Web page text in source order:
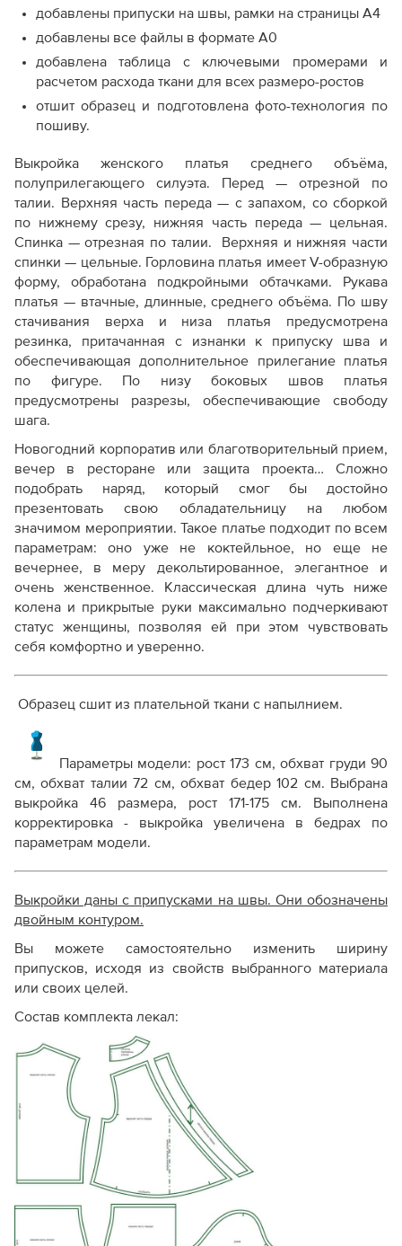
добавлены припуски на швы, рамки на страницы А4
добавлены все файлы в формате А0
добавлена таблица с ключевыми промерами и
расчетом расхода ткани для всех размеро-ростов
отшит образец и подготовлена фото-технология по
пошиву.
Выкройка женского платья среднего объёма,
полуприлегающего силуэта. Перед — отрезной по
талии. Верхняя часть переда — с запахом, со сборкой
по нижнему срезу, нижняя часть переда — цельная.
Спинка — отрезная по талии. Верхняя и нижняя части
спинки — цельные. Горловина платья имеет V-образную
форму, обработана подкройными обтачками. Рукава
платья — втачные, длинные, среднего объёма. По шву
стачивания верха и низа платья предусмотрена
резинка, притачанная с изнанки к припуску шва и
обеспечивающая дополнительное прилегание платья
по фигуре. По низу боковых швов платья
предусмотрены разрезы, обеспечивающие свободу
шага.
Новогодний корпоратив или благотворительный прием,
вечер в ресторане или защита проекта… Сложно
подобрать наряд, который смог бы достойно
презентовать свою обладательницу на любом
значимом мероприятии. Такое платье подходит по всем
параметрам: оно уже не коктейльное, но еще не
вечернее, в меру декольтированное, элегантное и
очень женственное. Классическая длина чуть ниже
колена и прикрытые руки максимально подчеркивают
статус женщины, позволяя ей при этом чувствовать
себя комфортно и уверенно.
Образец сшит из плательной ткани с напылнием.
Параметры модели: рост 173 см, обхват груди 90
см, обхват талии 72 см, обхват бедер 102 см. Выбрана
выкройка 46 размера, рост 171-175 см. Выполнена
корректировка - выкройка увеличена в бедрах по
параметрам модели.
Выкройки даны с припусками на швы. Они обозначены
двойным контуром.
Вы можете самостоятельно изменить ширину
припусков, исходя из свойств выбранного материала
или своих целей.
Состав комплекта лекал: